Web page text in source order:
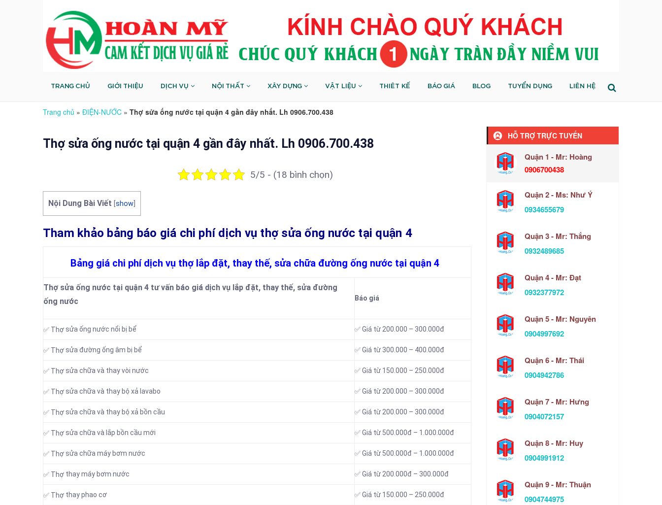
TRANG CHỦ GIỚI THIỆU DỊCH VỤ NỘI THẤT XÂY DỰNG VẬT LIỆU THIÊT KẾ BÁO GIÁ BLOG TUYỂN DỤNG LIÊN HỆ
Trang chủ » ĐIỆN-NƯỚC » Thợ sửa ống nước tại quận 4 gần đây nhất. Lh 0906.700.438
Thợ sửa ống nước tại quận 4 gần đây nhất. Lh 0906.700.438
5/5 - (18 bình chọn)
Nội Dung Bài Viết show
Tham khảo bảng báo giá chi phí dịch vụ thợ sửa ống nước tại quận 4
Bảng giá chi phí dịch vụ thợ lắp đặt, thay thế, sửa chữa đường ống nước tại quận 4
Thợ sửa ống nước tại quận 4 tư vấn báo giá dịch vụ lắp đặt, thay thế, sửa đường
ống nước
Báo giá
✅ Thợ sửa ống nước nổi bị bể ✅ Giá từ 200.000 – 300.000đ
✅ Thợ sửa đường ống âm bị bể ✅ Giá từ 300.000 – 400.000đ
✅ Thợ sửa chữa và thay vòi nước ✅ Giá từ 150.000 – 250.000đ
✅ Thợ sửa chữa và thay bộ xả lavabo ✅ Giá từ 200.000 – 300.000đ
✅ Thợ sửa chữa và thay bộ xả bồn cầu ✅ Giá từ 200.000 – 300.000đ
✅ Thợ sửa chữa và lắp bồn cầu mới ✅ Giá từ 500.000đ – 1.000.000đ
✅ Thợ sửa chữa máy bơm nước ✅ Giá từ 500.000đ – 1.000.000đ
✅ Thợ thay máy bơm nước ✅ Giá từ 200.000đ – 300.000đ
✅ Thợ thay phao cơ ✅ Giá từ 150.000 – 250.000đ
HỖ TRỢ TRỰC TUYẾN
Quận 1 - Mr: Hoàng
0906700438
Quận 2 - Ms: Như Ý
0934655679
Quận 3 - Mr: Thắng
0932489685
Quận 4 - Mr: Đạt
0932377972
Quận 5 - Mr: Nguyên
0904997692
Quận 6 - Mr: Thái
0904942786
Quận 7 - Mr: Hưng
0904072157
Quận 8 - Mr: Huy
0904991912
Quận 9 - Mr: Thuận
0904744975